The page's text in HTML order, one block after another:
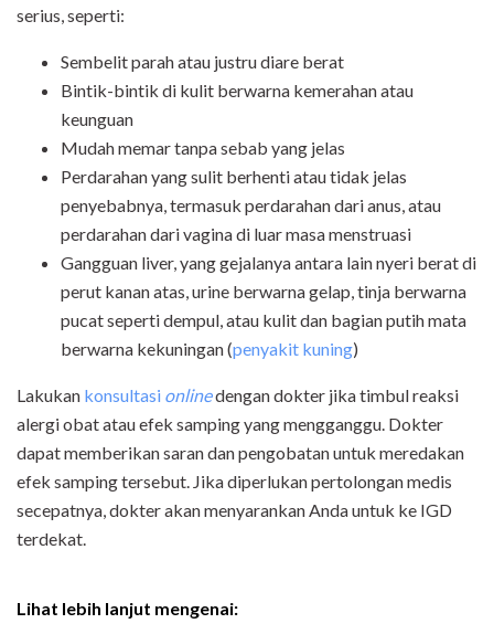
serius, seperti:
Sembelit parah atau justru diare berat
Bintik-bintik di kulit berwarna kemerahan atau
keunguan
Mudah memar tanpa sebab yang jelas
Perdarahan yang sulit berhenti atau tidak jelas
penyebabnya, termasuk perdarahan dari anus, atau
perdarahan dari vagina di luar masa menstruasi
Gangguan liver, yang gejalanya antara lain nyeri berat di
perut kanan atas, urine berwarna gelap, tinja berwarna
pucat seperti dempul, atau kulit dan bagian putih mata
berwarna kekuningan (penyakit kuning)
Lakukan konsultasi onlinedengan dokter jika timbul reaksi
alergi obat atau efek samping yang mengganggu. Dokter
dapat memberikan saran dan pengobatan untuk meredakan
efek samping tersebut. Jika diperlukan pertolongan medis
secepatnya, dokter akan menyarankan Anda untuk ke IGD
terdekat.
Lihat lebih lanjut mengenai: